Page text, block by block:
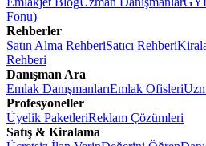
Fonu)
Rehberler
Satın Alma RehberiSatıcı Rehberi
Rehberi
Danışman Ara
Emlak DanışmanlarıEmlak Ofisleri
Profesyoneller
Üyelik PaketleriReklam Çözümleri
Satış & Kiralama